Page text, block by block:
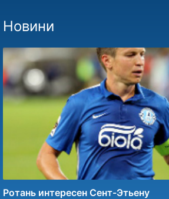
Новини
Ротань интересен Сент-Этьену